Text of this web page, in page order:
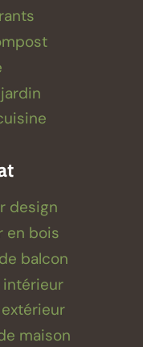
design
en bois
balcon
maison